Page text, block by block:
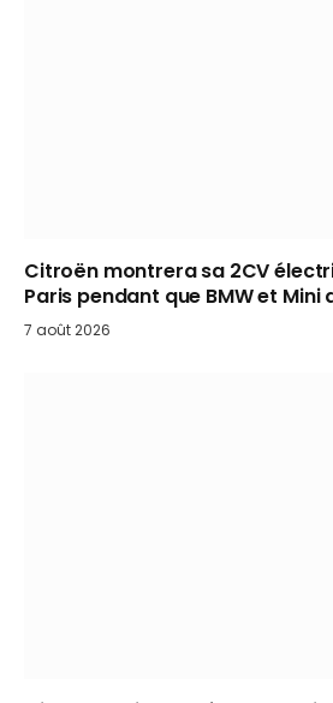
Citroën montrera sa 2CV
Paris pendant que BMW et
7 août 2026